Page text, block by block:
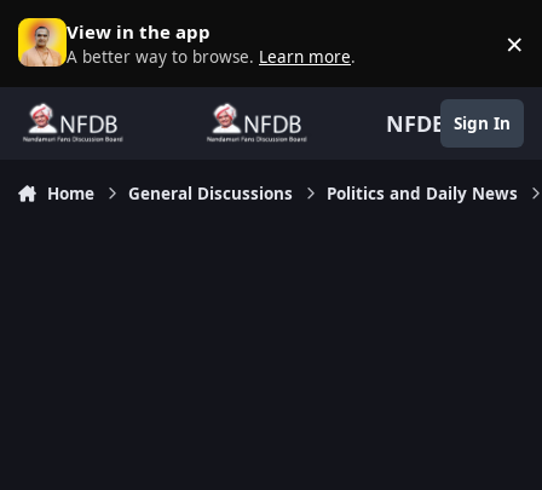
Skip to content
View in the app
A better way to browse. Learn more. ×
NFDB Sign In
Home General Discussions Politics and Daily News